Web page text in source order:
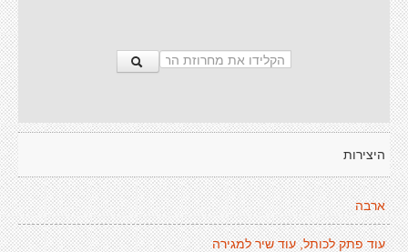
היצירות
ארבה
עוד פתק לכותל, עוד שיר למגירה